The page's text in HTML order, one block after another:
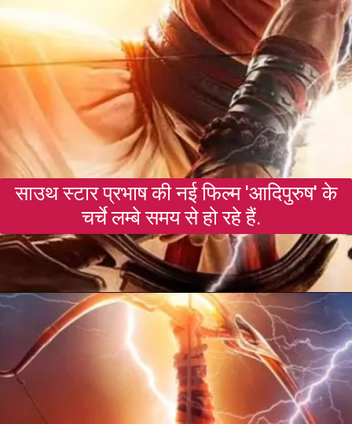
साउथ स्टार प्रभाष की नई फिल्म 'आदिपुरुष' के
चर्चे लम्बे समय से हो रहे हैं.